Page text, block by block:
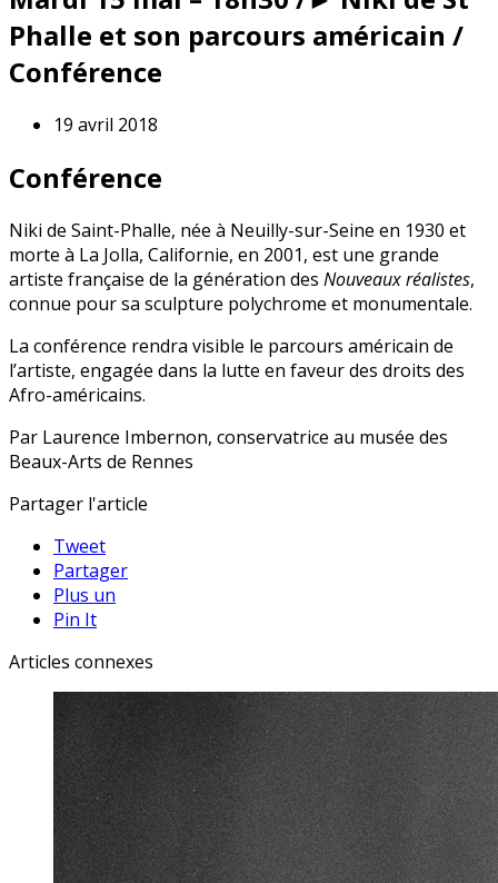
Phalle et son parcours américain /
Conférence
19 avril 2018
Conférence
Niki de Saint-Phalle, née à Neuilly-sur-Seine en 1930 et
morte à La Jolla, Californie, en 2001, est une grande
artiste française de la génération des Nouveaux réalistes,
connue pour sa sculpture polychrome et monumentale.
La conférence rendra visible le parcours américain de
l’artiste, engagée dans la lutte en faveur des droits des
Afro-américains.
Par Laurence Imbernon, conservatrice au musée des
Beaux-Arts de Rennes
Partager l'article
Tweet
Partager
Plus un
Pin It
Articles connexes